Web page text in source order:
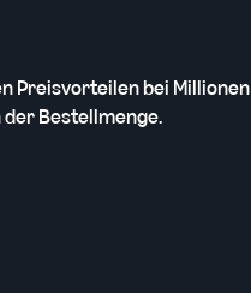
Preisvorteilen bei Millionen
der Bestellmenge.